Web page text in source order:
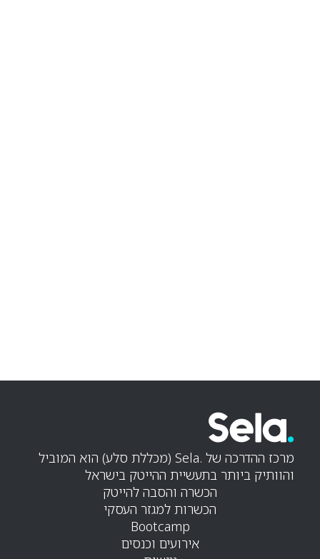
מרכז ההדרכה של .Sela (מכללת סלע) הוא המוביל
והוותיק ביותר בתעשיית ההייטק בישראל
הכשרה והסבה להייטק
הכשרות למגזר העסקי
Bootcamp
אירועים וכנסים